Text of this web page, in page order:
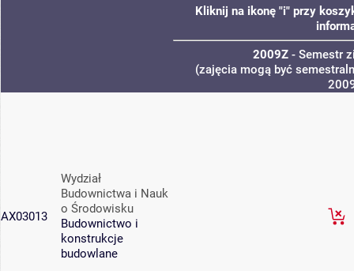
Kliknij na ikonę "i" przy
2009Z - Semestr
(zajęcia mogą być
AX03013
Wydział
Budownictwa i Nauk
o Środowisku
Budownictwo i
konstrukcje
budowlane